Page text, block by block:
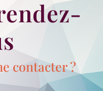
contacter ?